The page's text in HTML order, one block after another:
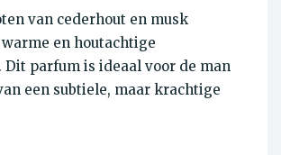
van cederhout en musk
en houtachtige
Dit parfum is ideaal voor de man
een subtiele, maar krachtige